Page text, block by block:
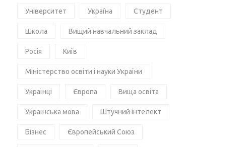
Університет Україна Студент
Школа Вищий навчальний заклад
Росія Київ
Міністерство освіти і науки України
Українці Європа Вища освіта
Українська мова Штучний інтелект
Бізнес Європейський Союз